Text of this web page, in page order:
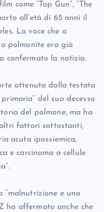
come “Top Gun”, “The
all’età di 65 anni il
La voce che a
polmonite era già
confermato la notizia.
ottenuta dalla testata
del suo decesso
del polmone, ma ha
altri fattori sottostanti,
acuta ipossiemica,
e carcinoma a cellule
“malnutrizione e una
ha affermato anche che